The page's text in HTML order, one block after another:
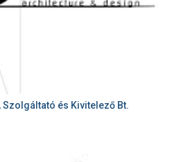
Szolgáltató és Kivitelező Bt.